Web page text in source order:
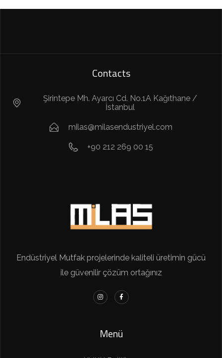
Contacts
Şirintepe Mh. Ayarcı Cd. No.1A Kağıthane /
İstanbul
milas@milasendustriyel.com
+90 212 269 00 15
Endüstriyel Mutfak projelerinde kaliteli üretimin gücü
ile güvenilir çözüm ortağınız
Menü